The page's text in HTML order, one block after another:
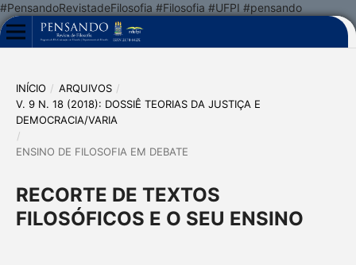
#PensandoRevistadeFilosofia #Filosofia #UFPI #pensando
INÍCIO / ARQUIVOS /
V. 9 N. 18 (2018): DOSSIÊ TEORIAS DA JUSTIÇA E
DEMOCRACIA/VARIA
/
ENSINO DE FILOSOFIA EM DEBATE
RECORTE DE TEXTOS
FILOSÓFICOS E O SEU ENSINO